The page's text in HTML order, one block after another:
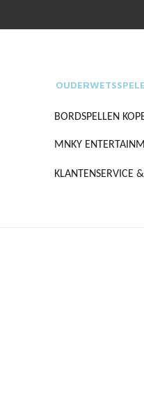
hoofdinhoud
BORDSPELLEN
MNKY
KLANTENSERVICE